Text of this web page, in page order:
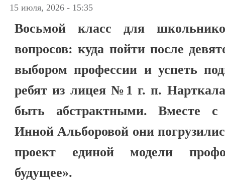
15 июля, 2026 - 15:35
Восьмой класс для
вопросов: куда пойти после
выбором профессии и успеть
ребят из лицея №1 г. п.
быть абстрактными. Вместе с
Инной Альборовой они
проект единой модели
будущее».